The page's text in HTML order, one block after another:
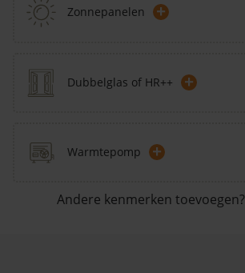
Zonnepanelen +
Dubbelglas of HR++ +
Warmtepomp +
Andere kenmerken toevoegen?